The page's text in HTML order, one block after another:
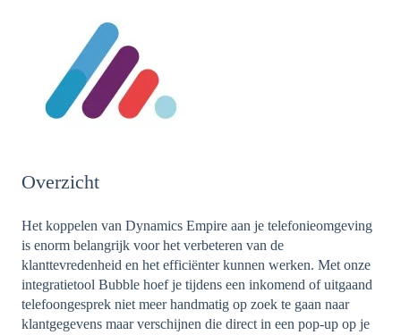
Overzicht
Het koppelen van Dynamics Empire aan je telefonieomgeving
is enorm belangrijk voor het verbeteren van de
klanttevredenheid en het efficiënter kunnen werken. Met onze
integratietool Bubble hoef je tijdens een inkomend of uitgaand
telefoongesprek niet meer handmatig op zoek te gaan naar
klantgegevens maar verschijnen die direct in een pop-up op je